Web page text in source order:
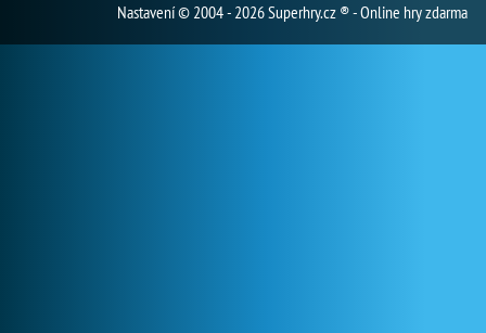
Nastavení© 2004 - 2026 Superhry.cz ® - Online hry zdarma